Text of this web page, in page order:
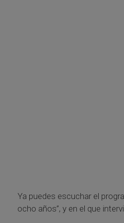
Ya puedes escuchar el
ocho años”, y en el que